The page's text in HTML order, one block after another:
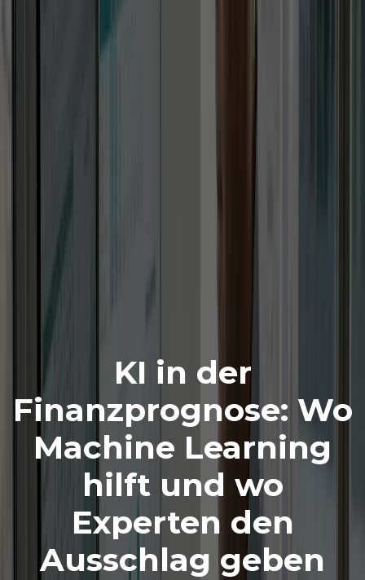
KI in der
Finanzprognose: Wo
Machine Learning
hilft und wo
Experten den
Ausschlag geben